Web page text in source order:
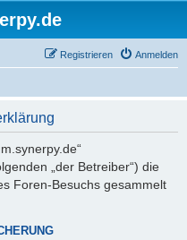
Anmelden
Registrieren
„der Betreiber“) die
Foren-Besuchs gesammelt